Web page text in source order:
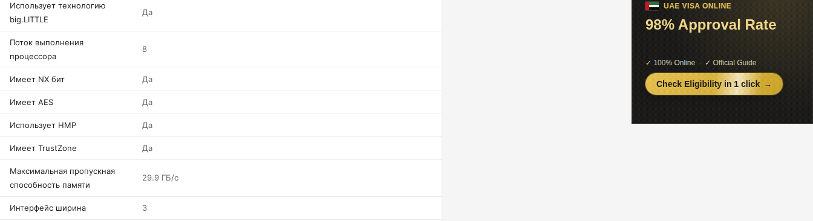
Использует технологию
big.LITTLE
Да
Поток выполнения
процессора
8
Имеет NX бит Да
Имеет AES Да
Использует HMP Да
Имеет TrustZone Да
Максимальная пропускная
способность памяти
29.9 ГБ/с
Интерфейс ширина 3